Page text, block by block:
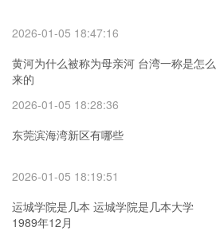
2026-01-05 18:47:16
黄河为什么被称为母亲河 台湾一称是怎么
来的
2026-01-05 18:28:36
东莞滨海湾新区有哪些
2026-01-05 18:19:51
运城学院是几本 运城学院是几本大学
1989年12月